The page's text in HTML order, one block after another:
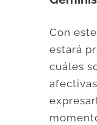
Con
estará
cuáles